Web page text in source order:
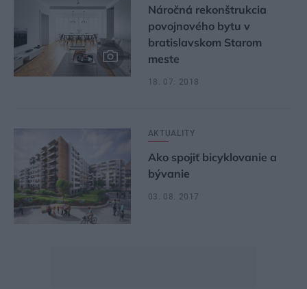
Náročná rekonštrukcia
povojnového bytu v
bratislavskom Starom
meste
18. 07. 2018
AKTUALITY
Ako spojiť bicyklovanie a
bývanie
03. 08. 2017